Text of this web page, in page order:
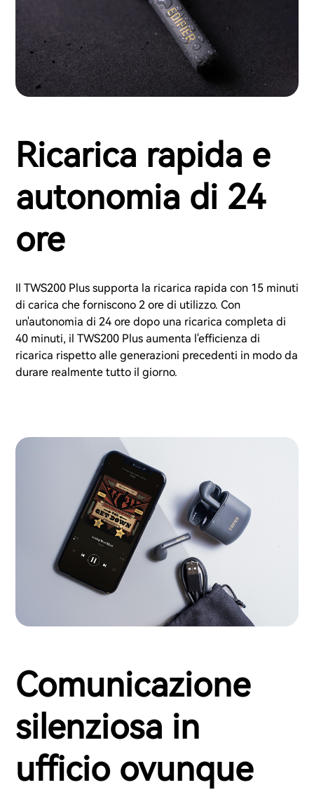
Ricarica rapida e
autonomia di 24
ore
Il TWS200 Plus supporta la ricarica rapida con 15 minuti
di carica che forniscono 2 ore di utilizzo. Con
un'autonomia di 24 ore dopo una ricarica completa di
40 minuti, il TWS200 Plus aumenta l'efficienza di
ricarica rispetto alle generazioni precedenti in modo da
durare realmente tutto il giorno.
Comunicazione
silenziosa in
ufficio ovunque